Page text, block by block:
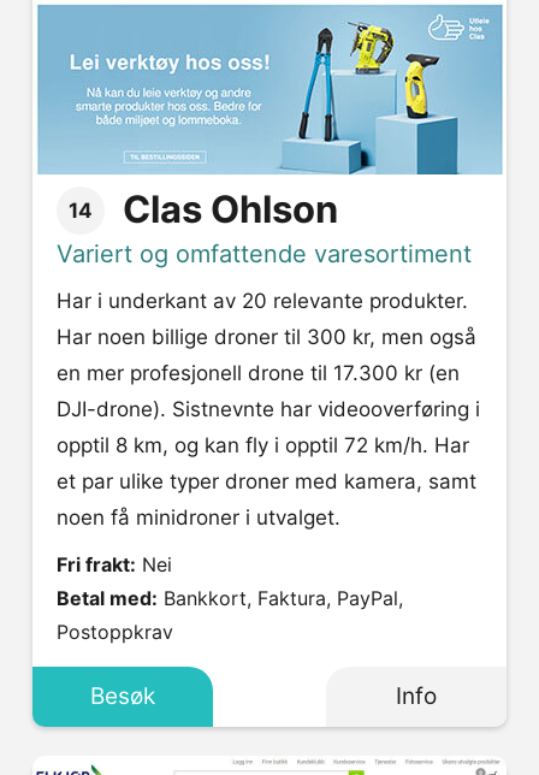
14 Clas Ohlson
Variert og omfattende varesortiment
Har i underkant av 20 relevante produkter.
Har noen billige droner til 300 kr, men også
en mer profesjonell drone til 17.300 kr (en
DJI-drone). Sistnevnte har videooverføring i
opptil 8 km, og kan fly i opptil 72 km/h. Har
et par ulike typer droner med kamera, samt
noen få minidroner i utvalget.
Fri frakt: Nei
Betal med:
Postoppkrav
Besøk Info